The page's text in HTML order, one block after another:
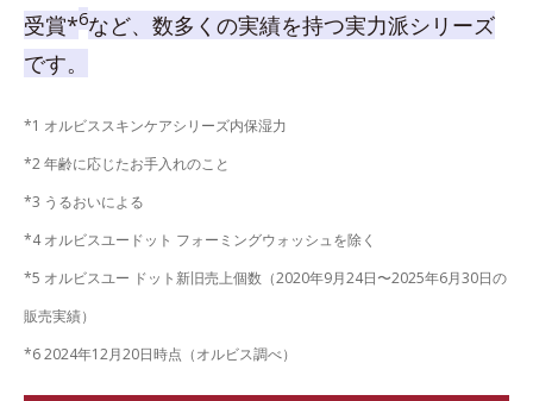
受賞*6など、数多くの実績を持つ実力派シリーズ
です。
*1 オルビススキンケアシリーズ内保湿力
*2 年齢に応じたお手入れのこと
*3 うるおいによる
*4 オルビスユードット フォーミングウォッシュを除く
*5 オルビスユー ドット新旧売上個数（2020年9月24日〜2025年6月30日の
販売実績）
*6 2024年12月20日時点（オルビス調べ）